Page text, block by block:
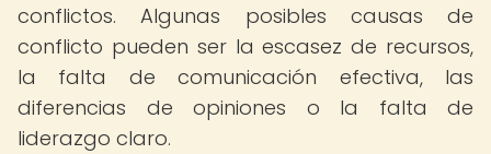
conflictos. Algunas posibles causas de
conflicto pueden ser la escasez de recursos,
la falta de comunicación efectiva, las
diferencias de opiniones o la falta de
liderazgo claro.